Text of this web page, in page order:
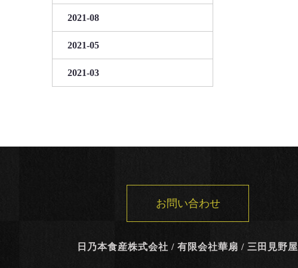
2021-08
2021-05
2021-03
お問い合わせ
日乃本食産株式会社 / 有限会社華扇 / 三田見野屋